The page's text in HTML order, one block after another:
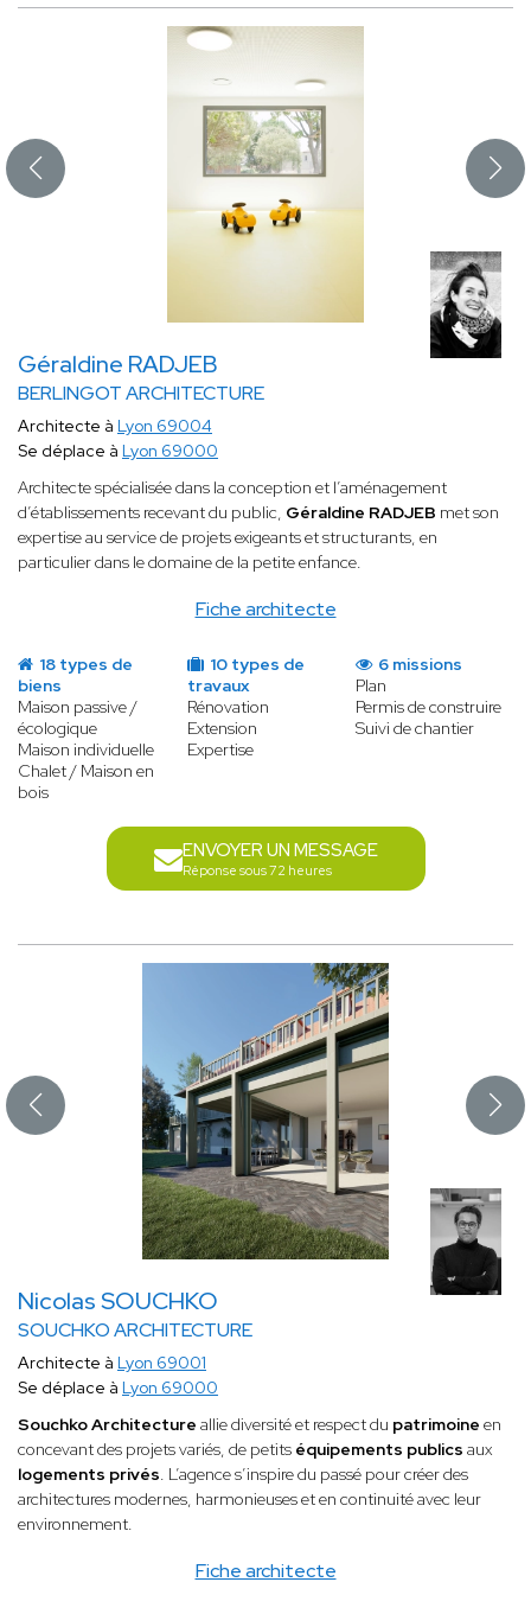
Géraldine RADJEB
BERLINGOT ARCHITECTURE
Fiche architecte
Architecte à Lyon 69004
Se déplace à Lyon 69000
Architecte spécialisée dans la conception et l’aménagement
d’établissements recevant du public, Géraldine RADJEB met son
expertise au service de projets exigeants et structurants, en
particulier dans le domaine de la petite enfance.
18 types de
biens
Maison passive /
écologique
Maison individuelle
Chalet / Maison en
bois
10 types de
travaux
Rénovation
Extension
Expertise
6 missions
Plan
Permis de construire
Suivi de chantier
ENVOYER UN MESSAGE
Réponse sous 72 heures
Nicolas SOUCHKO
SOUCHKO ARCHITECTURE
Fiche architecte
Architecte à Lyon 69001
Se déplace à Lyon 69000
Souchko Architecture allie diversité et respect du patrimoine en
concevant des projets variés, de petits équipements publics aux
logements privés. L’agence s’inspire du passé pour créer des
architectures modernes, harmonieuses et en continuité avec leur
environnement.